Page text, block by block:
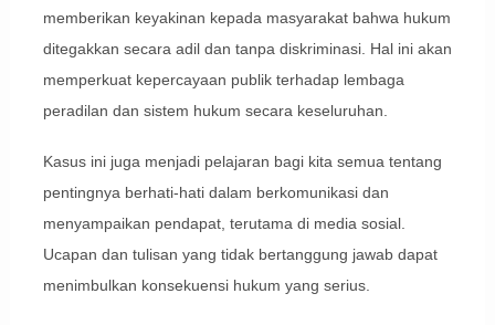
memberikan keyakinan kepada masyarakat bahwa hukum
ditegakkan secara adil dan tanpa diskriminasi. Hal ini akan
memperkuat kepercayaan publik terhadap lembaga
peradilan dan sistem hukum secara keseluruhan.
Kasus ini juga menjadi pelajaran bagi kita semua tentang
pentingnya berhati-hati dalam berkomunikasi dan
menyampaikan pendapat, terutama di media sosial.
Ucapan dan tulisan yang tidak bertanggung jawab dapat
menimbulkan konsekuensi hukum yang serius.